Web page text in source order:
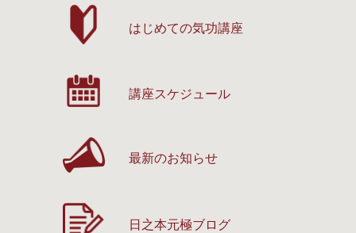
はじめての気功講座
講座スケジュール
最新のお知らせ
日之本元極ブログ